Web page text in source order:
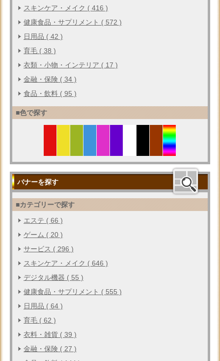
スキンケア・メイク ( 416 )
健康食品・サプリメント ( 572 )
日用品 ( 42 )
育毛 ( 38 )
衣類・小物・インテリア ( 17 )
金融・保険 ( 34 )
食品・飲料 ( 95 )
■色で探す
バナーを探す
■カテゴリーで探す
エステ ( 66 )
ゲーム ( 20 )
サービス ( 296 )
スキンケア・メイク ( 646 )
デジタル機器 ( 55 )
健康食品・サプリメント ( 555 )
日用品 ( 64 )
育毛 ( 62 )
衣料・雑貨 ( 39 )
金融・保険 ( 27 )